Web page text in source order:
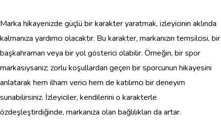
Marka hikayenizde güçlü bir karakter yaratmak, izleyicinin aklında
kalmanıza yardımcı olacaktır. Bu karakter, markanızın temsilcisi, bir
başkahraman veya bir yol gösterici olabilir. Örneğin, bir spor
markasıysanız; zorlu koşullardan geçen bir sporcunun hikayesini
anlatarak hem ilham verici hem de katılımcı bir deneyim
sunabilirsiniz. İzleyiciler, kendilerini o karakterle
özdeşleştirdiğinde, markanıza olan bağlılıkları da artar.